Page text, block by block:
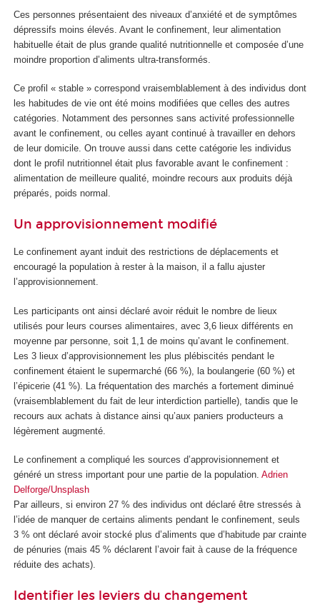
Ces personnes présentaient des niveaux d’anxiété et de symptômes
dépressifs moins élevés. Avant le confinement, leur alimentation
habituelle était de plus grande qualité nutritionnelle et composée d’une
moindre proportion d’aliments ultra-transformés.
Ce profil « stable » correspond vraisemblablement à des individus dont
les habitudes de vie ont été moins modifiées que celles des autres
catégories. Notamment des personnes sans activité professionnelle
avant le confinement, ou celles ayant continué à travailler en dehors
de leur domicile. On trouve aussi dans cette catégorie les individus
dont le profil nutritionnel était plus favorable avant le confinement :
alimentation de meilleure qualité, moindre recours aux produits déjà
préparés, poids normal.
Un approvisionnement modifié
Le confinement ayant induit des restrictions de déplacements et
encouragé la population à rester à la maison, il a fallu ajuster
l’approvisionnement.
Les participants ont ainsi déclaré avoir réduit le nombre de lieux
utilisés pour leurs courses alimentaires, avec 3,6 lieux différents en
moyenne par personne, soit 1,1 de moins qu’avant le confinement.
Les 3 lieux d’approvisionnement les plus plébiscités pendant le
confinement étaient le supermarché (66 %), la boulangerie (60 %) et
l’épicerie (41 %). La fréquentation des marchés a fortement diminué
(vraisemblablement du fait de leur interdiction partielle), tandis que le
recours aux achats à distance ainsi qu’aux paniers producteurs a
légèrement augmenté.
Le confinement a compliqué les sources d’approvisionnement et
généré un stress important pour une partie de la population. Adrien
Delforge/Unsplash
Par ailleurs, si environ 27 % des individus ont déclaré être stressés à
l’idée de manquer de certains aliments pendant le confinement, seuls
3 % ont déclaré avoir stocké plus d’aliments que d’habitude par crainte
de pénuries (mais 45 % déclarent l’avoir fait à cause de la fréquence
réduite des achats).
Identifier les leviers du changement